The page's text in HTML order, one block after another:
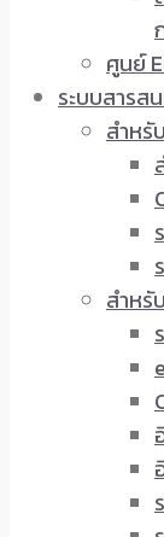
ศูนย์
ระบบสารส
สำหรั
สำหรั